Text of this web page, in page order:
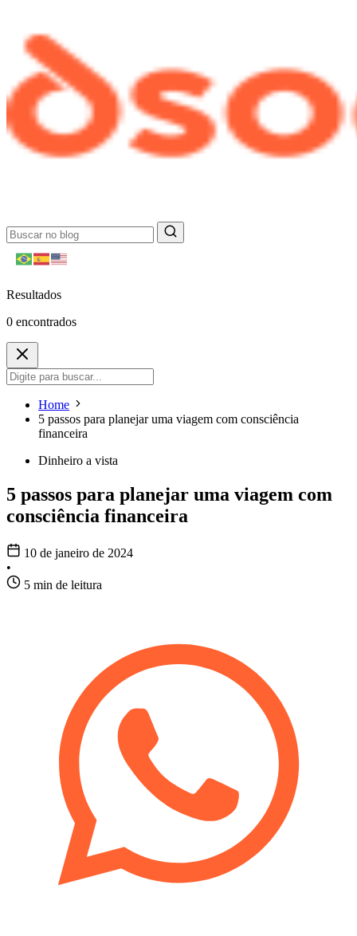
Resultados
0 encontrados
Home
5 passos para planejar uma viagem com consciência
financeira
Dinheiro a vista
5 passos para planejar uma viagem com
consciência financeira
10 de janeiro de 2024
•
5 min de leitura